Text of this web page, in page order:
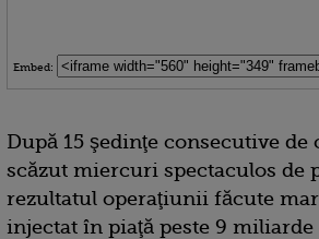
Embed:
După 15 şedinţe consecutive de
scăzut miercuri spectaculos de
rezultatul operaţiunii făcute
injectat în piaţă peste 9